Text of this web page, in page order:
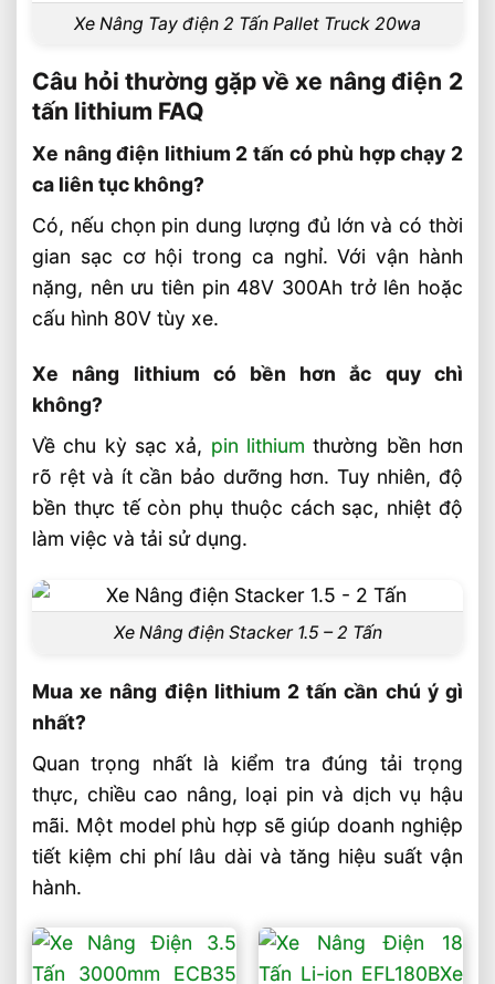
Xe Nâng Tay điện 2 Tấn Pallet Truck 20wa
Câu hỏi thường gặp về xe nâng điện 2
tấn lithium FAQ
Xe nâng điện lithium 2 tấn có phù hợp chạy 2
ca liên tục không?
Có, nếu chọn pin dung lượng đủ lớn và có thời
gian sạc cơ hội trong ca nghỉ. Với vận hành
nặng, nên ưu tiên pin 48V 300Ah trở lên hoặc
cấu hình 80V tùy xe.
Xe nâng lithium có bền hơn ắc quy chì
không?
Về chu kỳ sạc xả, pin lithium thường bền hơn
rõ rệt và ít cần bảo dưỡng hơn. Tuy nhiên, độ
bền thực tế còn phụ thuộc cách sạc, nhiệt độ
làm việc và tải sử dụng.
Xe Nâng điện Stacker 1.5 – 2 Tấn
Mua xe nâng điện lithium 2 tấn cần chú ý gì
nhất?
Quan trọng nhất là kiểm tra đúng tải trọng
thực, chiều cao nâng, loại pin và dịch vụ hậu
mãi. Một model phù hợp sẽ giúp doanh nghiệp
tiết kiệm chi phí lâu dài và tăng hiệu suất vận
hành.